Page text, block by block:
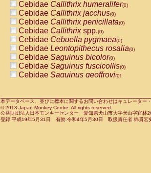
PitheciidaeChiropotes satanas(0)
PitheciidaePithecia monachus
PitheciidaePithecia pithecia(0)
CercopithecidaeCercocebus agilis
CercopithecidaeCercocebus
CercopithecidaeCercocebus
CercopithecidaeCercocebus
CercopithecidaeCercocebus
CercopithecidaeCercocebushybrid
CercopithecidaePapio anubis(0)
CercopithecidaePapio cynocephalus
CercopithecidaePapio hamadryas(0)
Cebidae Callithrix humeralifer(0)
Cebidae Callithrix jacchus(0)
Cebidae Callithrix penicillata(0)
Cebidae Callithrixspp.(0)
Cebidae Cebuella pygmaea(0)
Cebidae Leontopithecus rosalia(0)
Cebidae Saguinus bicolor(0)
Cebidae Saguinus fuscicollis(0)
Cebidae Saguinus geoffroyi(0)
CebidaeSaguinus leucopus(0)
CebidaeSaguinus midas(0)
Cebidae Saguinus mystax(0)
本データベース、並びに標本に関するお問い合わせはキュレータ
© 2013 Japan Monkey Centre. All rights reserved.
公益財団法人日本モンキーセンター 愛知県犬山市大字犬山字官
登録:平成19年5月31日 有効:令和4年5月30日 取扱責任者:綿貫宏